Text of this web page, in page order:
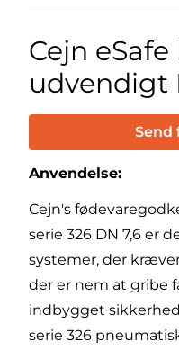
Cejn
udvendigt
Send
Anvendelse:
Cejn's
serie 326 DN 7,6 er
systemer, der
der er nem at gribe
indbygget
serie 326